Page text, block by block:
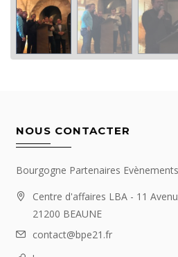
NOUS CONTACTER
Bourgogne Partenaires Evènements
Centre d'affaires LBA - 11
21200 BEAUNE
contact@bpe21.fr